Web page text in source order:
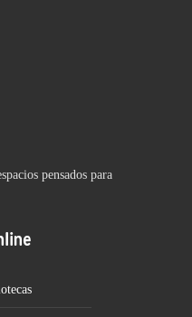
pensados para